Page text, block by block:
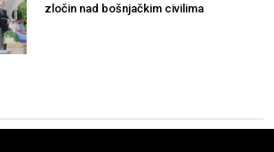
zločin nad bošnjačkim civilima